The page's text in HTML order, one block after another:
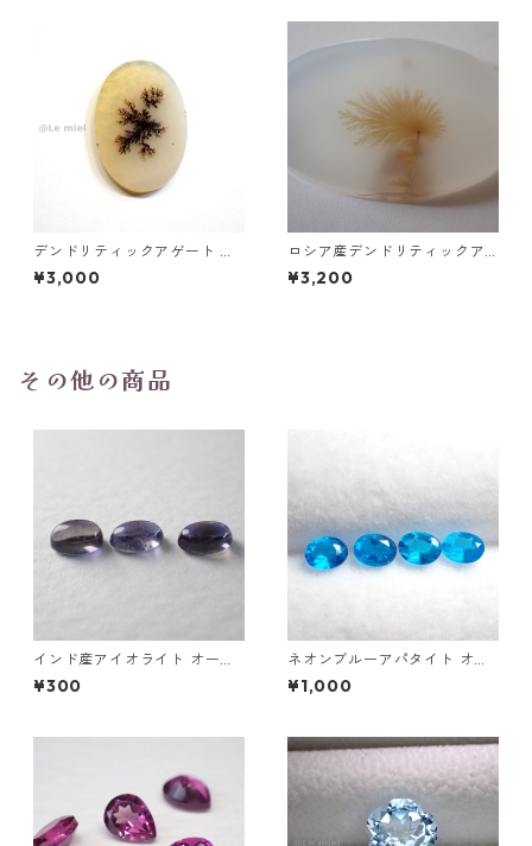
デンドリティックアゲート ル
ース 5.2ct 20.2mm*14.2mm
*1.7mm
¥3,000
ロシア産デンドリティックア
ゲート ラウンドスライスルー
ス 52.3ct 27.5mm*39.8mm*
¥3,200
その他の商品
インド産アイオライト オーバ
ルカボション0.25ct前後 5mm
*3mm前後
¥300
ネオンブルーアパタイト オー
バルカット 0.15ct前後 4x3m
m
¥1,000